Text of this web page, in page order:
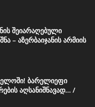
შეიარაღებული
– აზერბაიჯანის არმიის
ბარელიეფი
აღსანიშნავად… /